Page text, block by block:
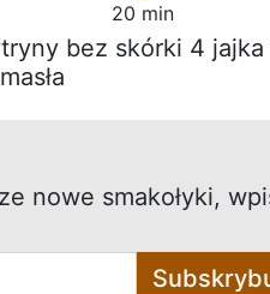
20 min
bez skórki 4
nowe smakołyki,